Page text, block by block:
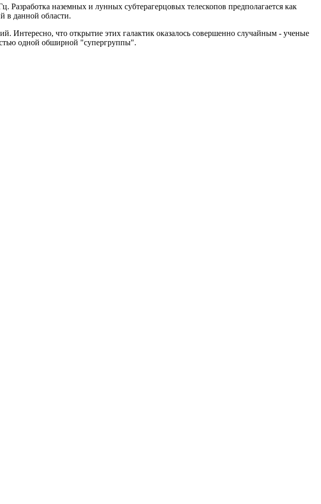
наземных и лунных субтерагерцовых телескопов предполагается как
в данной области.
Интересно, что открытие этих галактик оказалось совершенно случайным - ученые
одной обширной "супергруппы".